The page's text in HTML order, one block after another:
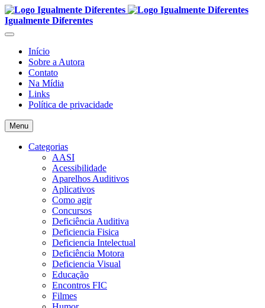
Igualmente Diferentes
Início
Sobre a Autora
Contato
Na Mídia
Links
Política de privacidade
Menu
Categorias
AASI
Acessibilidade
Aparelhos Auditivos
Aplicativos
Como agir
Concursos
Deficiência Auditiva
Deficiencia Fisica
Deficiencia Intelectual
Deficiência Motora
Deficiencia Visual
Educação
Encontros FIC
Filmes